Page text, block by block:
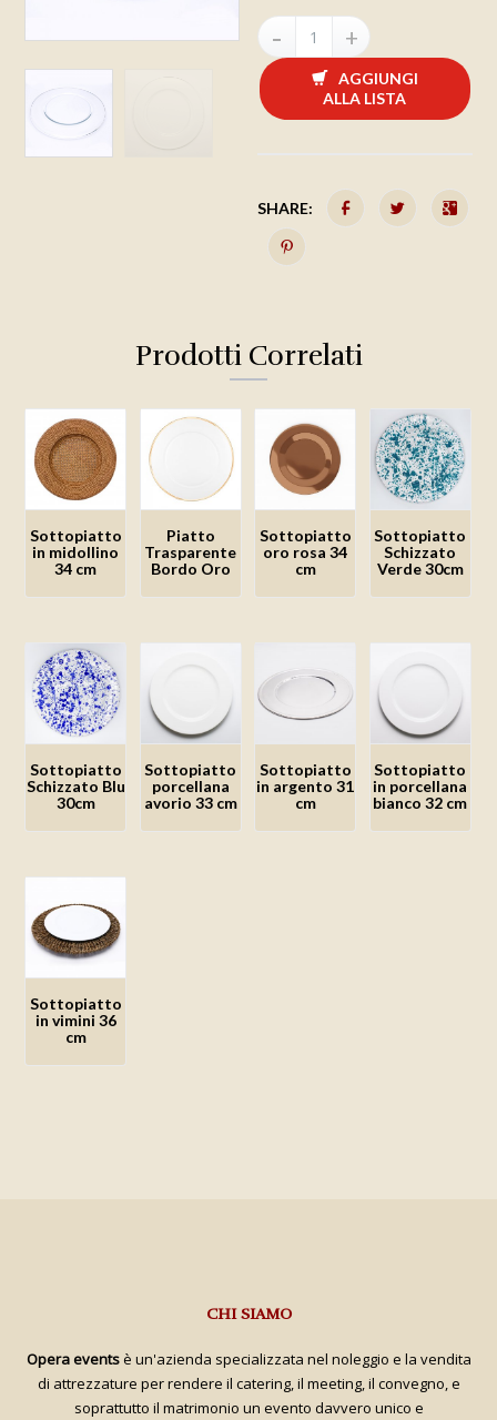
AGGIUNGI
ALLA LISTA
SHARE:
Prodotti Correlati
dei
desideri
Sottopiatto
in midollino
34 cm
desideri
Piatto
Trasparente
Bordo Oro
Sottopiatto
oro rosa 34
cm
desideri
Sottopiatto
Schizzato
Verde 30cm
Sottopiatto
Schizzato Blu
30cm
Sottopiatto
porcellana
avorio 33 cm
Sottopiatto
in argento 31
cm
Sottopiatto
in porcellana
bianco 32 cm
Sottopiatto
in vimini 36
cm
CHI SIAMO
Opera eventsè un'azienda specializzata nel noleggio e la vendita
di attrezzature per rendere il catering, il meeting, il convegno, e
soprattutto il matrimonio un evento davvero unico e